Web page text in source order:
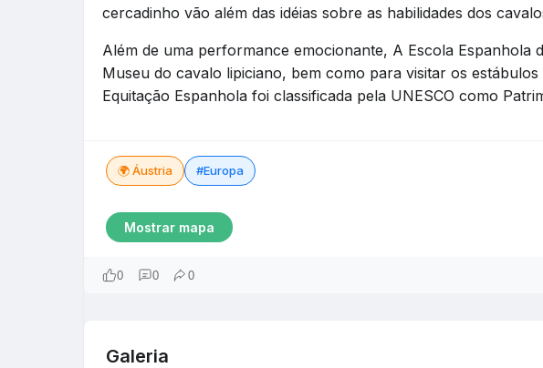
cercadinho vão além das idéias sobre as habilidades dos
Além de uma performance emocionante, A Escola Espanhola
Museu do cavalo lipiciano, bem como para visitar os estábulos
Equitação Espanhola foi classificada pela UNESCO como
🌍 Áustria #Europa
Mostrar mapa
0 0 0
Galeria